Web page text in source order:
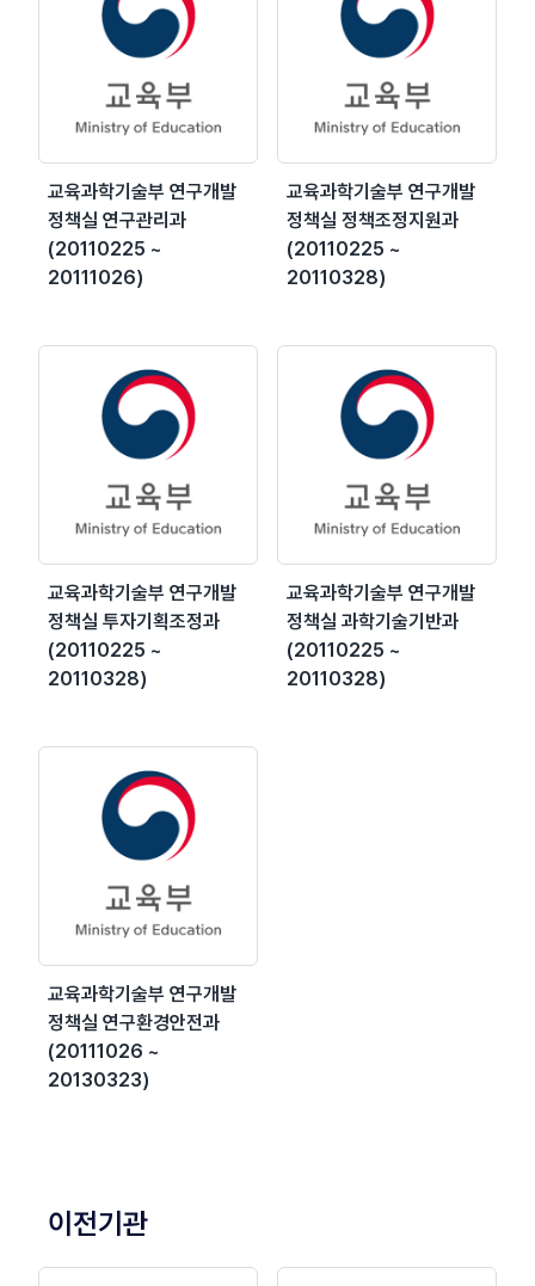
교육과학기술부 연구개발
정책실 연구관리과
(20110225 ~
20111026)
교육과학기술부 연구개발
정책실 정책조정지원과
(20110225 ~
20110328)
교육과학기술부 연구개발
정책실 투자기획조정과
(20110225 ~
20110328)
교육과학기술부 연구개발
정책실 과학기술기반과
(20110225 ~
20110328)
교육과학기술부 연구개발
정책실 연구환경안전과
(20111026 ~
20130323)
이전기관